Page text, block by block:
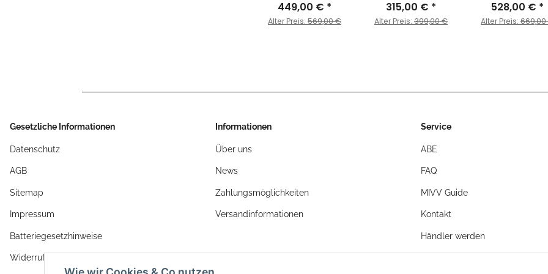
Carbon Endkappe
für MOTO GUZZI -
449,00 € *
Alter Preis: 569,00 €
- URBAN - Edelstahl
für YAMAHA - X-
315,00 € *
Alter Preis: 399,00 €
Schwarz für
YAMAHA - YZF
528,00 € *
Alter Preis:
Gesetzliche Informationen
Datenschutz
AGB
Sitemap
Impressum
Batteriegesetzhinweise
Widerrufsrecht
Informationen
Über uns
News
Zahlungsmöglichkeiten
Versandinformationen
Service
ABE
FAQ
MIVV Guide
Kontakt
Händler werden